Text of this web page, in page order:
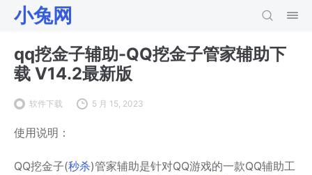
小兔网
qq挖金子辅助-QQ挖金子管家辅助下
载 V14.2最新版
软件下载 5 月 15, 2023
使用说明：
QQ挖金子(秒杀)管家辅助是针对QQ游戏的一款QQ辅助工